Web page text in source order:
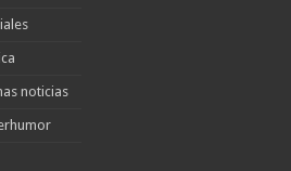
noticias